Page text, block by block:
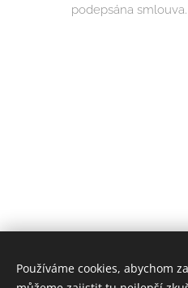
podepsána
Používáme cookies, abychom